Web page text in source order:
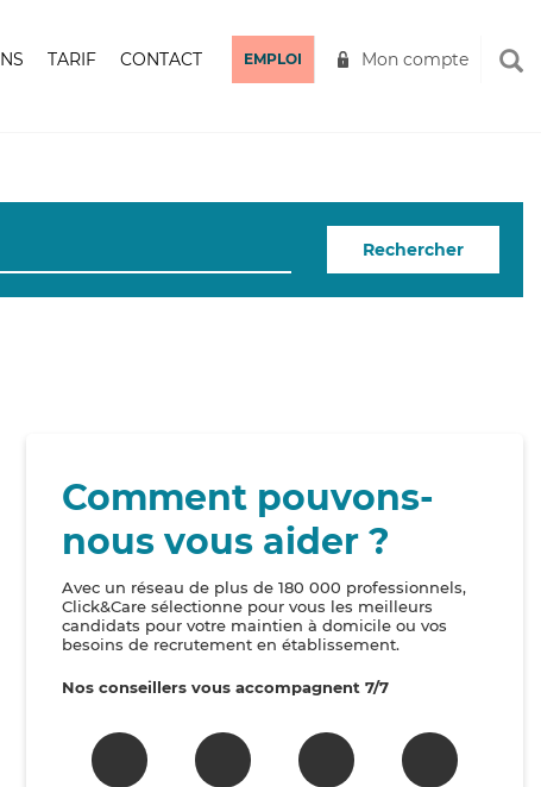
TARIF CONTACT EMPLOI Mon compte
Rechercher
Comment pouvons-
nous vous aider ?
Avec un réseau de plus de 180 000 professionnels,
Click&Care sélectionne pour vous les meilleurs
candidats pour votre maintien à domicile ou vos
besoins de recrutement en établissement.
Nos conseillers vous accompagnent 7/7